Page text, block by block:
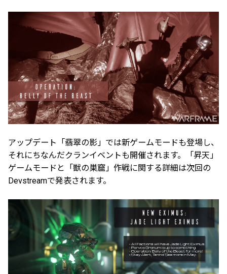
アップデート「翡翠の影」では新ゲームモードも登場し、
それにちなんだクランイベントも開催されます。「昇天」
ゲームモードと「獣の巣窟」作戦に関する詳細は次回の
Devstreamで発表されます。